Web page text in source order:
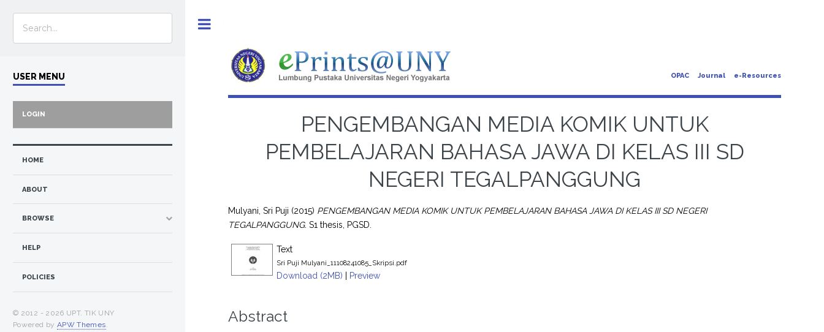
OPAC Journal e-Resources
PENGEMBANGAN MEDIA KOMIK UNTUK
PEMBELAJARAN BAHASA JAWA DI KELAS III SD
NEGERI TEGALPANGGUNG
Mulyani, Sri Puji (2015) PENGEMBANGAN MEDIA KOMIK UNTUK PEMBELAJARAN BAHASA JAWA DI KELAS III SD NEGERI
TEGALPANGGUNG. S1 thesis, PGSD.
Text
Sri Puji Mulyani_11108241085_Skripsi.pdf
Download (2MB) | Preview
Abstract
USER MENU
LOGIN
HOME
ABOUT
BROWSE
HELP
POLICIES
© 2012 - 2026 UPT. TIK UNY
Powered by APW Themes